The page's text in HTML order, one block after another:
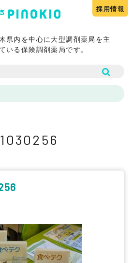
採用情報
県内を中心に大型調剤薬局を主
いる保険調剤薬局です。